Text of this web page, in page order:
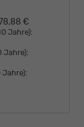
€
Jahre):
Jahre):
Jahre):